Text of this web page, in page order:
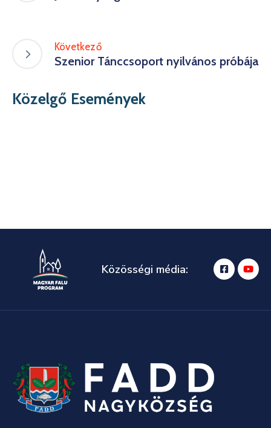
Következő
Szenior Tánccsoport nyilvános próbája
Közelgő Események
Közösségi média: